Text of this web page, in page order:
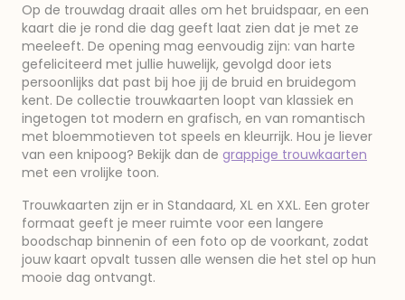
Op de trouwdag draait alles om het bruidspaar, en een
kaart die je rond die dag geeft laat zien dat je met ze
meeleeft. De opening mag eenvoudig zijn: van harte
gefeliciteerd met jullie huwelijk, gevolgd door iets
persoonlijks dat past bij hoe jij de bruid en bruidegom
kent. De collectie trouwkaarten loopt van klassiek en
ingetogen tot modern en grafisch, en van romantisch
met bloemmotieven tot speels en kleurrijk. Hou je liever
van een knipoog? Bekijk dan de grappige trouwkaarten
met een vrolijke toon.
Trouwkaarten zijn er in Standaard, XL en XXL. Een groter
formaat geeft je meer ruimte voor een langere
boodschap binnenin of een foto op de voorkant, zodat
jouw kaart opvalt tussen alle wensen die het stel op hun
mooie dag ontvangt.